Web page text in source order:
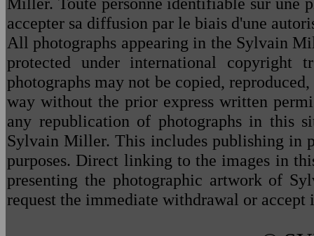
accepter sa diffusion par le biais d'une
All photographs appearing in the Sylvain
protected under international
photographs may not be copied,
way without the prior express written
any republication of photographs in this
Sylvain Miller. This includes publishing in
purposes. Direct linking to the images in
presenting the photographic artwork of
request the immediate withdrawal or